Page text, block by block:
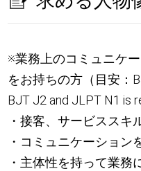
※業務上のコミュニケ
をお持ちの方（目安：
BJT J2 and JLPT N1 is
・接客、サービススキ
・コミュニケーション
・主体性を持って業務